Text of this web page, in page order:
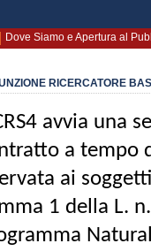
Dove Siamo e Apertura al
RICERCATORE
avvia una
a tempo
ai
1 della L.